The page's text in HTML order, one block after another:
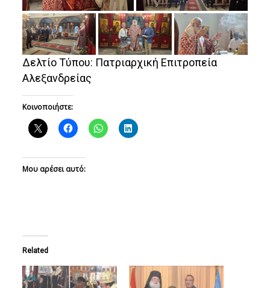
Δελτίο Τύπου: Πατριαρχική Επιτροπεία
Αλεξανδρείας
Κοινοποιήστε:
Μου αρέσει αυτό:
Related